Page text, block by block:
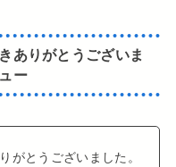
ありがとうございま
ー
がとうございました。